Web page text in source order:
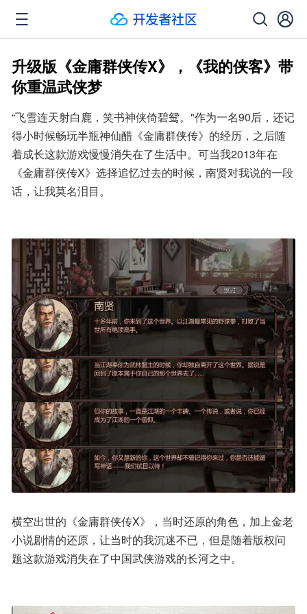
升级版《金庸群侠传X》，《我的侠客》带
你重温武侠梦
“飞雪连天射白鹿，笑书神侠倚碧鸳。"作为一名90后，还记
得小时候畅玩半瓶神仙醋《金庸群侠传》的经历，之后随
着成长这款游戏慢慢消失在了生活中。可当我2013年在
《金庸群侠传X》选择追忆过去的时候，南贤对我说的一段
话，让我莫名泪目。
横空出世的《金庸群侠传X》，当时还原的角色，加上金老
小说剧情的还原，让当时的我沉迷不已，但是随着版权问
题这款游戏消失在了中国武侠游戏的长河之中。